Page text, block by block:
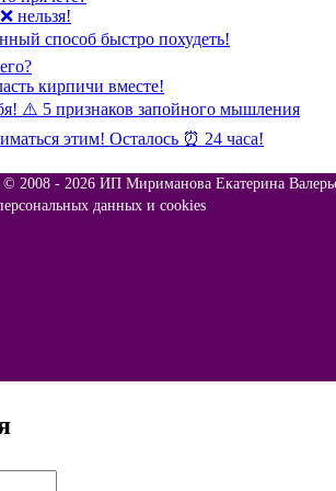
нельзя!
способ быстро похудеть!
кирпичи вместе!
⚠️ 5 признаков запойного мышления
этим! Осталось ⏰ 24 часа!
© 2008 - 2026 ИП Мириманова Екатерина
данных и cookies